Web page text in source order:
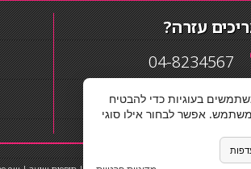
עזרה?
04-8234567
בעוגיות כדי להבטיח
אפשר לבחור אילו סוגי